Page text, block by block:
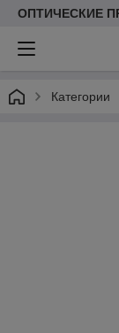
ОПТИЧЕСКИЕ
Категории